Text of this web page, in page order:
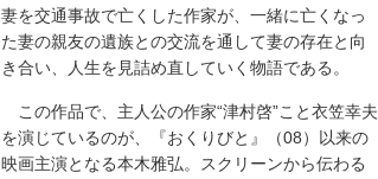
妻を交通事故で亡くした作家が、一緒に亡くなっ
た妻の親友の遺族との交流を通して妻の存在と向
き合い、人生を見詰め直していく物語である。
この作品で、主人公の作家“津村啓”こと衣笠幸夫
を演じているのが、『おくりびと』（08）以来の
映画主演となる本木雅弘。スクリーンから伝わる